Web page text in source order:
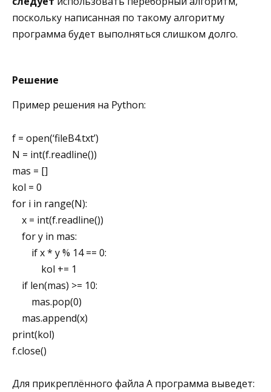
поскольку написанная по такому алгоритму
программа будет выполняться слишком долго.
Решение
Пример решения на Python:
f = open(‘fileB4.txt’)
N = int(f.readline())
mas = []
kol = 0
for i in range(N):
x = int(f.readline())
for y in mas:
if x * y % 14 == 0:
kol += 1
if len(mas) >= 10:
mas.pop(0)
mas.append(x)
print(kol)
f.close()
Для прикреплённого файла A программа выведет: